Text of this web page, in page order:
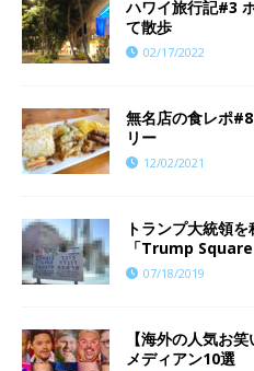
ハワイ旅行記#3
て散歩
02/17/2022
無名店の食レポ
リー
12/02/2021
トランプ大統領
「Trump
07/18/2019
【海外の人気お
メディアン10選